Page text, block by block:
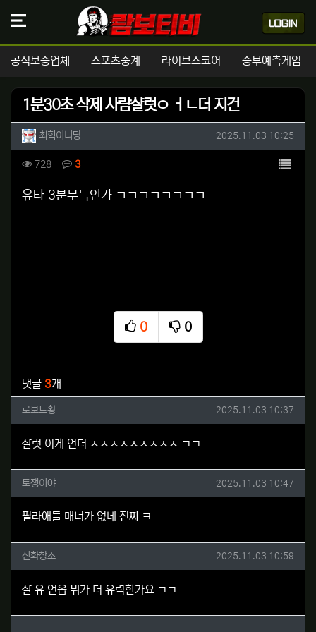
공식보증업체 스포츠중계 라이브스코어 승부예측게임
1분30초 삭제 사람샬럿ㅇ ㅓㄴ더 지건
작성자 정보
최혁이니당작성 작성일
2025.11.03 10:25
컨텐츠 정보
728조회 3댓글 목록
본문
유타 3분무득인가 ㅋㅋㅋㅋㅋㅋㅋㅋ
0
추천
0
비추천
댓글 3개
로보트황님의 댓글
로보트황 작성일
2025.11.03 10:37
샬럿 이게 언더 ㅅㅅㅅㅅㅅㅅㅅㅅㅅ ㅋㅋ
토쟁이야님의 댓글
토쟁이야 작성일
2025.11.03 10:47
필라애들 매너가 없네 진짜 ㅋ
신화창조님의 댓글
신화창조 작성일
2025.11.03 10:59
샬 유 언옵 뭐가 더 유력한가요 ㅋㅋ